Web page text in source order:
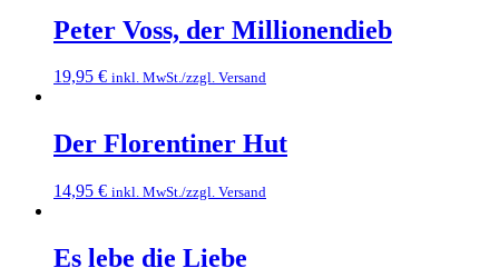
Peter Voss, der Millionendieb
19,95 € inkl. MwSt./zzgl. Versand
Der Florentiner Hut
14,95 € inkl. MwSt./zzgl. Versand
Es lebe die Liebe